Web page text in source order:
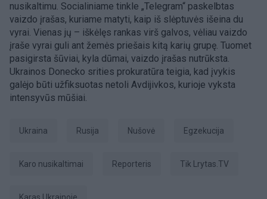
nusikaltimu. Socialiniame tinkle „Telegram“ paskelbtas
vaizdo įrašas, kuriame matyti, kaip iš slėptuvės išeina du
vyrai. Vienas jų – iškėlęs rankas virš galvos, vėliau vaizdo
įraše vyrai guli ant žemės priešais kitą karių grupę. Tuomet
pasigirsta šūviai, kyla dūmai, vaizdo įrašas nutrūksta.
Ukrainos Donecko srities prokuratūra teigia, kad įvykis
galėjo būti užfiksuotas netoli Avdijivkos, kurioje vyksta
intensyvūs mūšiai.
Ukraina Rusija nušovė egzekucija
karo nusikaltimai Reporteris tik Lrytas.TV